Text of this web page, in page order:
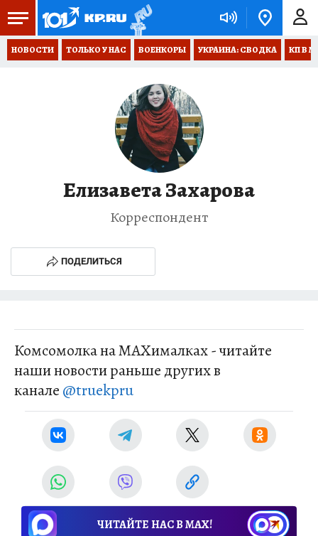
НОВОСТИ ТОЛЬКО У НАС ВОЕНКОРЫ УКРАИНА: СВОДКА КП В
Елизавета Захарова
Корреспондент
ПОДЕЛИТЬСЯ
Комсомолка на MAXималках - читайте
наши новости раньше других в
канале @truekpru
ЧИТАЙТЕ НАС В МАХ!